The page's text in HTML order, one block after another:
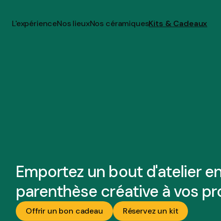
L'expérienceNos lieuxNos céramiquesKits & Cadeaux
BARBOTYNE
Emportez un bout d'atelier
parenthèse créative à vos
Offrir un bon cadeau Réservez un kit